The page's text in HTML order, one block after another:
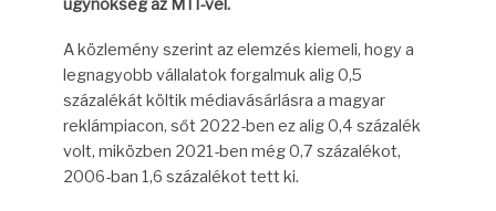
ügynökség az MTI-vel.
A közlemény szerint az elemzés kiemeli, hogy a
legnagyobb vállalatok forgalmuk alig 0,5
százalékát költik médiavásárlásra a magyar
reklámpiacon, sőt 2022-ben ez alig 0,4 százalék
volt, miközben 2021-ben még 0,7 százalékot,
2006-ban 1,6 százalékot tett ki.